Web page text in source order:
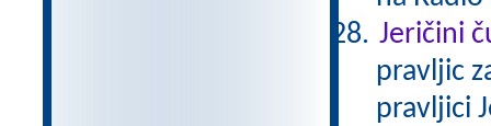
Jeričini
pravljic
pravljici